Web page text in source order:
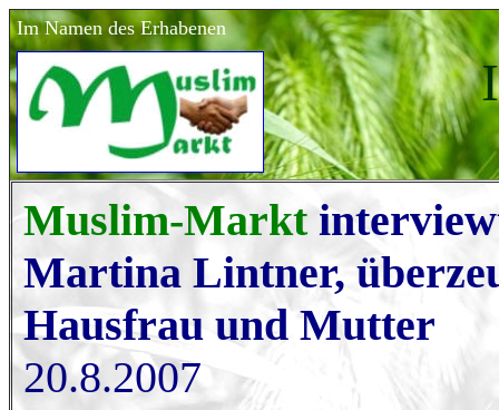
Im Namen des Erhabenen
Muslim-Markt
Martina Lintner,
Hausfrau und Mutter
20.8.2007